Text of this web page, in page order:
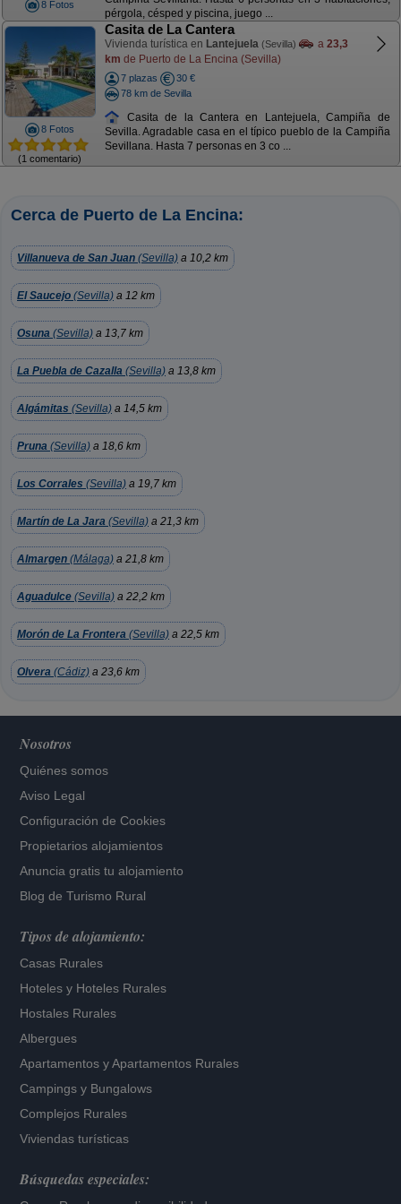
8 Fotos
pérgola, césped y piscina, juego ...
8 Fotos
(1 comentario)
Casita de La Cantera
Vivienda turística en Lantejuela (Sevilla) a 23,3
km de Puerto de La Encina (Sevilla)
7 plazas
30 €
78 km de Sevilla
Casita de la Cantera en Lantejuela, Campiña de
Sevilla. Agradable casa en el típico pueblo de la Campiña
Sevillana. Hasta 7 personas en 3 co ...
Cerca de Puerto de La Encina:
Villanueva de San Juan (Sevilla) a 10,2 km
El Saucejo (Sevilla) a 12 km
Osuna (Sevilla) a 13,7 km
La Puebla de Cazalla (Sevilla) a 13,8 km
Algámitas (Sevilla) a 14,5 km
Pruna (Sevilla) a 18,6 km
Los Corrales (Sevilla) a 19,7 km
Martín de La Jara (Sevilla) a 21,3 km
Almargen (Málaga) a 21,8 km
Aguadulce (Sevilla) a 22,2 km
Morón de La Frontera (Sevilla) a 22,5 km
Olvera (Cádiz) a 23,6 km
Nosotros
Quiénes somos
Aviso Legal
Configuración de Cookies
Propietarios alojamientos
Anuncia gratis tu alojamiento
Blog de Turismo Rural
Tipos de alojamiento:
Casas Rurales
Hoteles y Hoteles Rurales
Hostales Rurales
Albergues
Apartamentos yApartamentos Rurales
Campings y Bungalows
Complejos Rurales
Viviendas turísticas
Búsquedas especiales: